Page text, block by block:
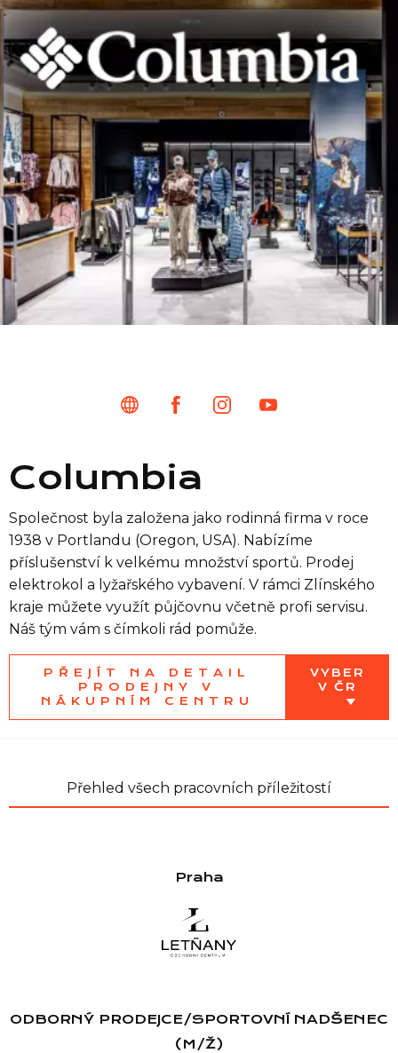
Columbia
Společnost byla založena jako rodinná firma v roce
1938 v Portlandu (Oregon, USA). Nabízíme
příslušenství k velkému množství sportů. Prodej
elektrokol a lyžařského vybavení. V rámci Zlínského
kraje můžete využít půjčovnu včetně profi servisu.
Náš tým vám s čímkoli rád pomůže.
PŘEJÍT NA DETAIL
PRODEJNY V
NÁKUPNÍM CENTRU
VYBER
V ČR
Přehled všech pracovních příležitostí
Praha
ODBORNÝ PRODEJCE/SPORTOVNÍ NADŠENEC
(M/Ž)